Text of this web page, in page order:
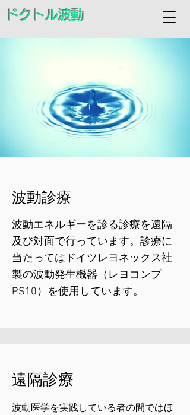
ドクトル波動
波動診療
波動エネルギーを診る診療を遠隔
及び対面で行っています。診療に
当たってはドイツレヨネックス社
製の波動発生機器（レヨコンプ
PS10）を使用しています。
​遠隔診療
波動医学を実践している者の間ではほ